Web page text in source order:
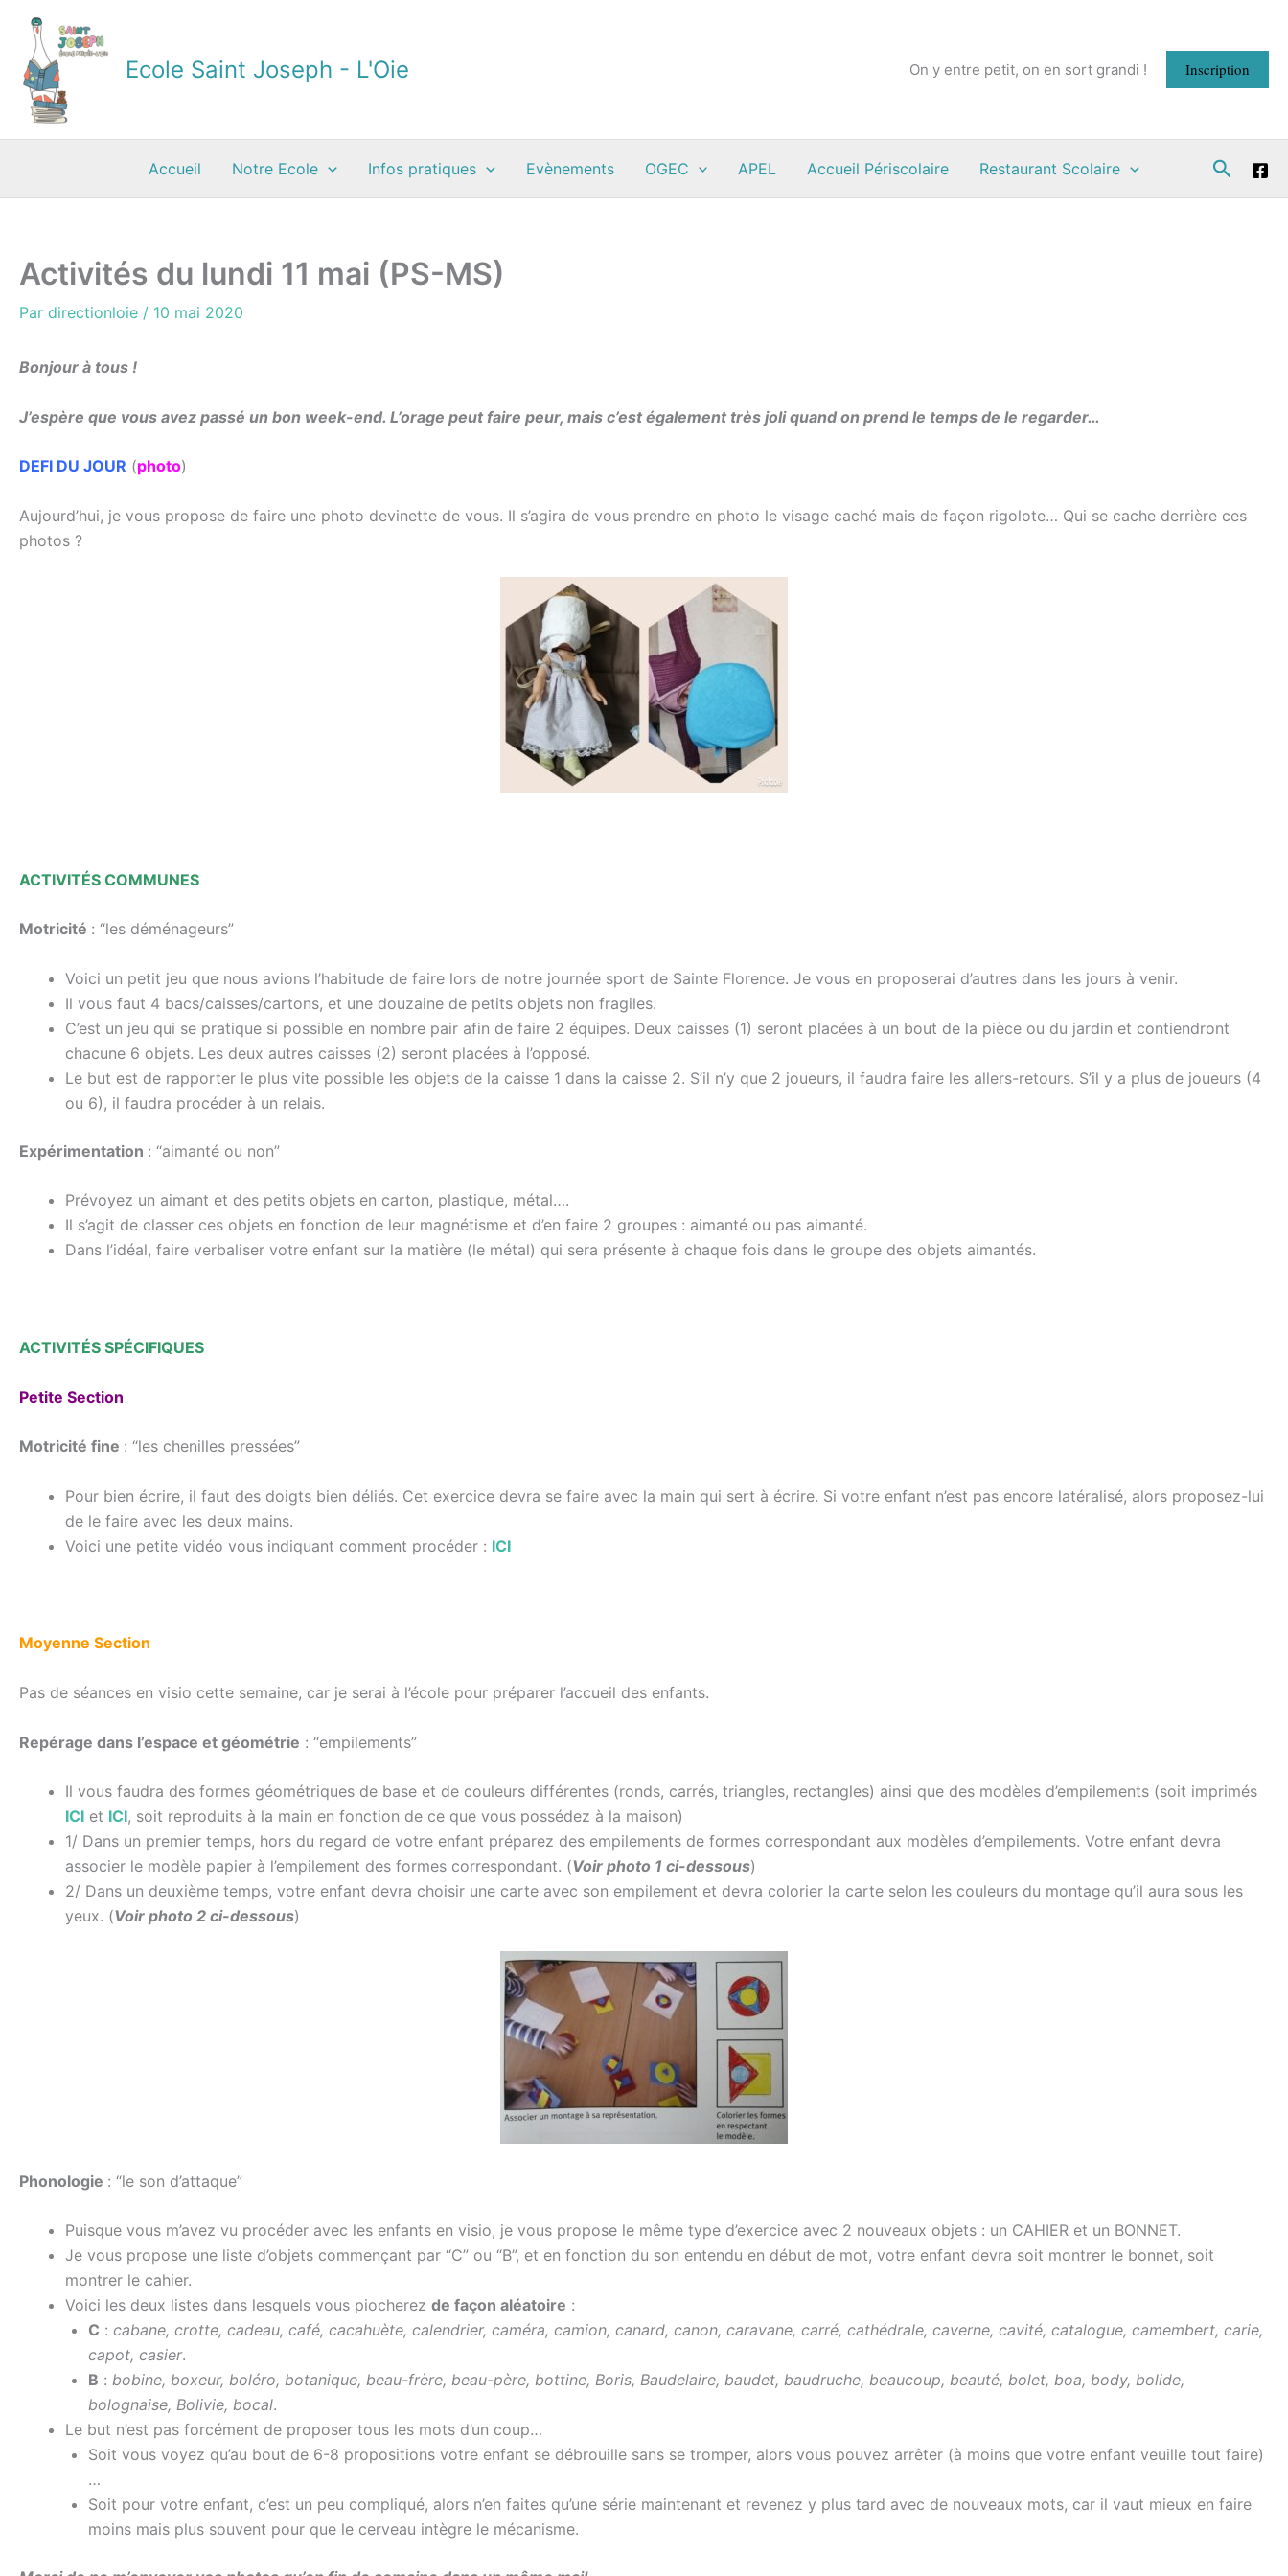
contenu
Ecole Saint Joseph - L'Oie On y entre petit, on en sort grandi ! Inscription
Accueil Notre Ecole Infos pratiques Evènements OGEC APEL Accueil Périscolaire Restaurant Scolaire
Activités du lundi 11 mai (PS-MS)
Par directionloie / 10 mai 2020
Bonjour à tous !
J’espère que vous avez passé un bon week-end. L’orage peut faire peur, mais c’est également très joli quand on prend le temps de le regarder…
DEFI DU JOUR (photo)
Aujourd’hui, je vous propose de faire une photo devinette de vous. Il s’agira de vous prendre en photo le visage caché mais de façon rigolote… Qui se cache derrière ces
photos ?
ACTIVITÉS COMMUNES
Motricité : “les déménageurs”
Voici un petit jeu que nous avions l’habitude de faire lors de notre journée sport de Sainte Florence. Je vous en proposerai d’autres dans les jours à venir.
Il vous faut 4 bacs/caisses/cartons, et une douzaine de petits objets non fragiles.
C’est un jeu qui se pratique si possible en nombre pair afin de faire 2 équipes. Deux caisses (1) seront placées à un bout de la pièce ou du jardin et contiendront
chacune 6 objets. Les deux autres caisses (2) seront placées à l’opposé.
Le but est de rapporter le plus vite possible les objets de la caisse 1 dans la caisse 2. S’il n’y que 2 joueurs, il faudra faire les allers-retours. S’il y a plus de joueurs (4
ou 6), il faudra procéder à un relais.
Expérimentation : “aimanté ou non”
Prévoyez un aimant et des petits objets en carton, plastique, métal….
Il s’agit de classer ces objets en fonction de leur magnétisme et d’en faire 2 groupes : aimanté ou pas aimanté.
Dans l’idéal, faire verbaliser votre enfant sur la matière (le métal) qui sera présente à chaque fois dans le groupe des objets aimantés.
ACTIVITÉS SPÉCIFIQUES
Petite Section
Motricité fine : “les chenilles pressées”
Pour bien écrire, il faut des doigts bien déliés. Cet exercice devra se faire avec la main qui sert à écrire. Si votre enfant n’est pas encore latéralisé, alors proposez-lui
de le faire avec les deux mains.
Voici une petite vidéo vous indiquant comment procéder : ICI
Moyenne Section
Pas de séances en visio cette semaine, car je serai à l’école pour préparer l’accueil des enfants.
Repérage dans l’espace et géométrie : “empilements”
Il vous faudra des formes géométriques de base et de couleurs différentes (ronds, carrés, triangles, rectangles) ainsi que des modèles d’empilements (soit imprimés
ICI et ICI, soit reproduits à la main en fonction de ce que vous possédez à la maison)
1/ Dans un premier temps, hors du regard de votre enfant préparez des empilements de formes correspondant aux modèles d’empilements. Votre enfant devra
associer le modèle papier à l’empilement des formes correspondant. (Voir photo 1 ci-dessous)
2/ Dans un deuxième temps, votre enfant devra choisir une carte avec son empilement et devra colorier la carte selon les couleurs du montage qu’il aura sous les
yeux. (Voir photo 2 ci-dessous)
Phonologie : “le son d’attaque”
Puisque vous m’avez vu procéder avec les enfants en visio, je vous propose le même type d’exercice avec 2 nouveaux objets : un CAHIER et un BONNET.
Je vous propose une liste d’objets commençant par “C” ou “B”, et en fonction du son entendu en début de mot, votre enfant devra soit montrer le bonnet, soit
montrer le cahier.
Voici les deux listes dans lesquels vous piocherez de façon aléatoire :
C : cabane, crotte, cadeau, café, cacahuète, calendrier, caméra, camion, canard, canon, caravane, carré, cathédrale, caverne, cavité, catalogue, camembert, carie,
capot, casier.
B : bobine, boxeur, boléro, botanique, beau-frère, beau-père, bottine, Boris, Baudelaire, baudet, baudruche, beaucoup, beauté, bolet, boa, body, bolide,
bolognaise, Bolivie, bocal.
Le but n’est pas forcément de proposer tous les mots d’un coup…
Soit vous voyez qu’au bout de 6-8 propositions votre enfant se débrouille sans se tromper, alors vous pouvez arrêter (à moins que votre enfant veuille tout faire)
…
Soit pour votre enfant, c’est un peu compliqué, alors n’en faites qu’une série maintenant et revenez y plus tard avec de nouveaux mots, car il vaut mieux en faire
moins mais plus souvent pour que le cerveau intègre le mécanisme.